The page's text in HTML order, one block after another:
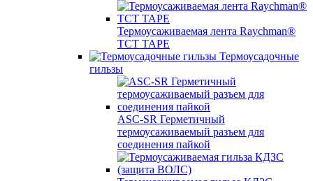
Термоусаживаемая лента Raychman®
TCT TAPE
Термоусадочные
гильзы
ASC‐SR Герметичный
термоусаживаемый разъем для
соединения пайкой